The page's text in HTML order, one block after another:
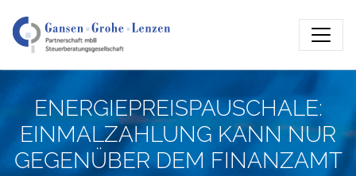
ENERGIEPREISPAUSCHALE:
EINMALZAHLUNG KANN NUR
GEGENÜBER DEM FINANZAMT